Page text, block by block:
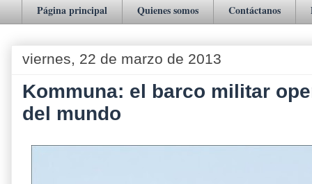
Página principal Quienes somos Contáctanos
viernes, 22 de marzo de 2013
Kommuna: el barco militar
del mundo